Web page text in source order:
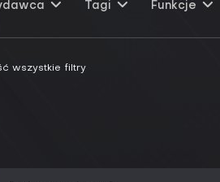
Tagi Funkcje
wszystkie filtry